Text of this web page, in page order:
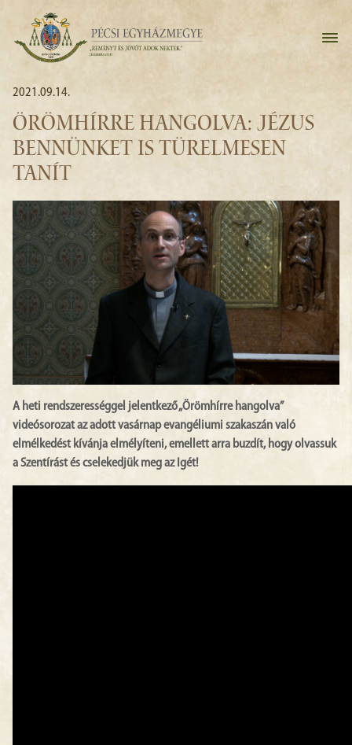
2021.09.14.
ÖRÖMHÍRRE HANGOLVA: JÉZUS
BENNÜNKET IS TÜRELMESEN
TANÍT
A heti rendszerességgel jelentkező „Örömhírre hangolva”
videósorozat az adott vasárnap evangéliumi szakaszán való
elmélkedést kívánja elmélyíteni, emellett arra buzdít, hogy olvassuk
a Szentírást és cselekedjük meg az Igét!